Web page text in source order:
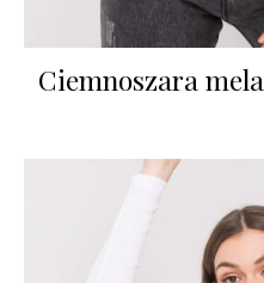
Ciemnoszara